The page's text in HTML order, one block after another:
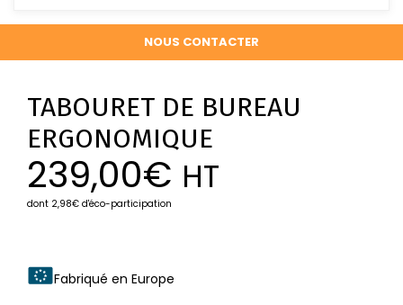
NOUS CONTACTER
TABOURET DE BUREAU
ERGONOMIQUE
239,00€ HT
dont 2,98€ d'éco-participation
Fabriqué en Europe